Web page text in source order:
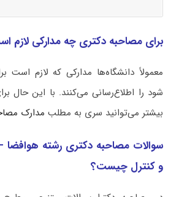
برای مصاحبه دکتری چه مدارکی لازم
معمولاً دانشگاه‌ها مدارکی که لازم است
شود را اطلاع‌رسانی می‌کنند. با این حال
بیشتر می‌توانید سری به مطلب مدارک
سوالات مصاحبه دکتری رشته هوافضا
و کنترل چیست؟